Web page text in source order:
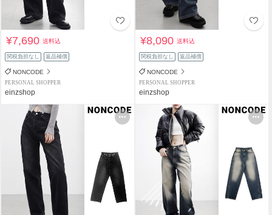
¥7,690送料込
関税負担なし 返品補償
NONCODE
PERSONAL SHOPPER
einzshop
¥8,090送料込
関税負担なし 返品補償
NONCODE
PERSONAL SHOPPER
einzshop